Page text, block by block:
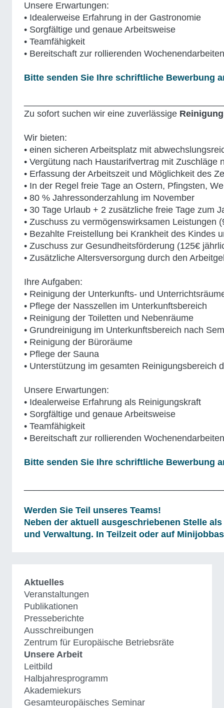
Unsere Erwartungen:
• Idealerweise Erfahrung in der Gastronomie
• Sorgfältige und genaue Arbeitsweise
• Teamfähigkeit
• Bereitschaft zur rollierenden
Bitte senden Sie Ihre schriftliche Bewerbung
Zu sofort suchen wir eine zuverlässige
Wir bieten:
• einen sicheren Arbeitsplatz mit
• Vergütung nach Haustarifvertrag mit
• Erfassung der Arbeitszeit und Möglichkeit des
• In der Regel freie Tage an Ostern, Pfingsten,
• 80 % Jahressonderzahlung im November
• 30 Tage Urlaub + 2 zusätzliche freie Tage zum
• Zuschuss zu vermögenswirksamen Leistungen
• Bezahlte Freistellung bei Krankheit des Kindes
• Zuschuss zur Gesundheitsförderung (125€
• Zusätzliche Altersversorgung durch den
Ihre Aufgaben:
• Reinigung der Unterkunfts- und
• Pflege der Nasszellen im Unterkunftsbereich
• Reinigung der Toiletten und Nebenräume
• Grundreinigung im Unterkunftsbereich nach
• Reinigung der Büroräume
• Pflege der Sauna
• Unterstützung im gesamten Reinigungsbereich
Unsere Erwartungen:
• Idealerweise Erfahrung als Reinigungskraft
• Sorgfältige und genaue Arbeitsweise
• Teamfähigkeit
• Bereitschaft zur rollierenden
Bitte senden Sie Ihre schriftliche Bewerbung
Werden Sie Teil unseres Teams!
Neben der aktuell ausgeschriebenen Stelle
und Verwaltung. In Teilzeit oder auf
Aktuelles
Veranstaltungen
Publikationen
Presseberichte
Ausschreibungen
Zentrum für Europäische Betriebsräte
Unsere Arbeit
Leitbild
Halbjahresprogramm
Akademiekurs
Gesamteuropäisches Seminar